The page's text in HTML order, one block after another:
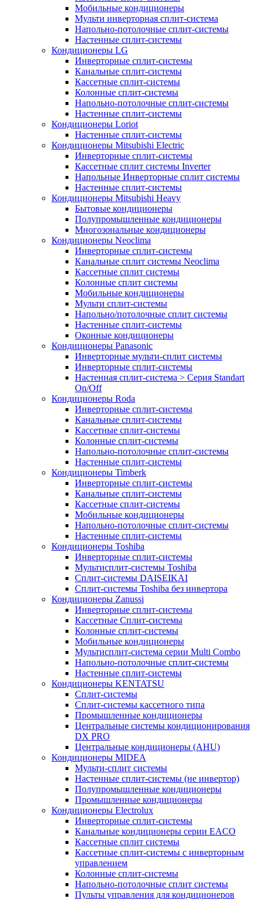
Мобильные кондиционеры
Мульти инверторная сплит-система
Напольно-потолочные сплит-системы
Настенные сплит-системы
Кондиционеры LG
Инверторные сплит-системы
Канальные сплит-системы
Кассетные сплит-системы
Колонные сплит-системы
Напольно-потолочные сплит-системы
Настенные сплит-системы
Кондиционеры Loriot
Настенные сплит-системы
Кондиционеры Mitsubishi Electric
Инверторные сплит-системы
Кассетные сплит системы Inverter
Напольные Инверторные сплит системы
Настенные сплит-системы
Кондиционеры Mitsubishi Heavy
Бытовые кондиционеры
Полупромышленные кондиционеры
Многозональные кондиционеры
Кондиционеры Neoclima
Инверторные сплит-системы
Канальные сплит системы Neoclima
Кассетные сплит системы
Колонные сплит системы
Мобильные кондиционеры
Мульти сплит-системы
Напольно/потолочные сплит системы
Настенные сплит-системы
Оконные кондиционеры
Кондиционеры Panasonic
Инверторные мульти-сплит системы
Инверторные сплит-системы
Настенная сплит-система > Серия Standart
On/Off
Кондиционеры Roda
Инверторные сплит-системы
Канальные сплит-системы
Кассетные сплит-системы
Колонные сплит-системы
Напольно-потолочные сплит-системы
Настенные сплит-системы
Кондиционеры Timberk
Инверторные сплит-системы
Канальные сплит-системы
Кассетные сплит-системы
Мобильные кондиционеры
Напольно-потолочные сплит-системы
Настенные сплит-системы
Кондиционеры Toshiba
Инверторные сплит-системы
Мультисплит-системы Toshiba
Сплит-системы DAISEIKAI
Сплит-системы Toshiba без инвертора
Кондиционеры Zanussi
Инверторные сплит-системы
Кассетные Сплит-системы
Колонные сплит-системы
Мобильные кондиционеры
Мультисплит-система серии Multi Combo
Напольно-потолочные сплит-системы
Настенные сплит-системы
Кондиционеры KENTATSU
Сплит-системы
Сплит-системы кассетного типа
Промышленные кондиционеры
Центральные системы кондиционирования
DX PRO
Центральные кондиционеры (AHU)
Кондиционеры MIDEA
Мульти-сплит системы
Настенные сплит-системы (не инвертор)
Полупромышленные кондиционеры
Промышленные кондиционеры
Кондиционеры Electrolux
Инверторные сплит-системы
Канальные кондиционеры серии EACO
Кассетные сплит системы
Кассетные сплит-системы с инверторным
управлением
Колонные сплит-системы
Напольно-потолочные сплит системы
Пульты управления для кондиционеров